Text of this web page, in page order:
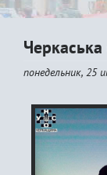
понедельник, 25